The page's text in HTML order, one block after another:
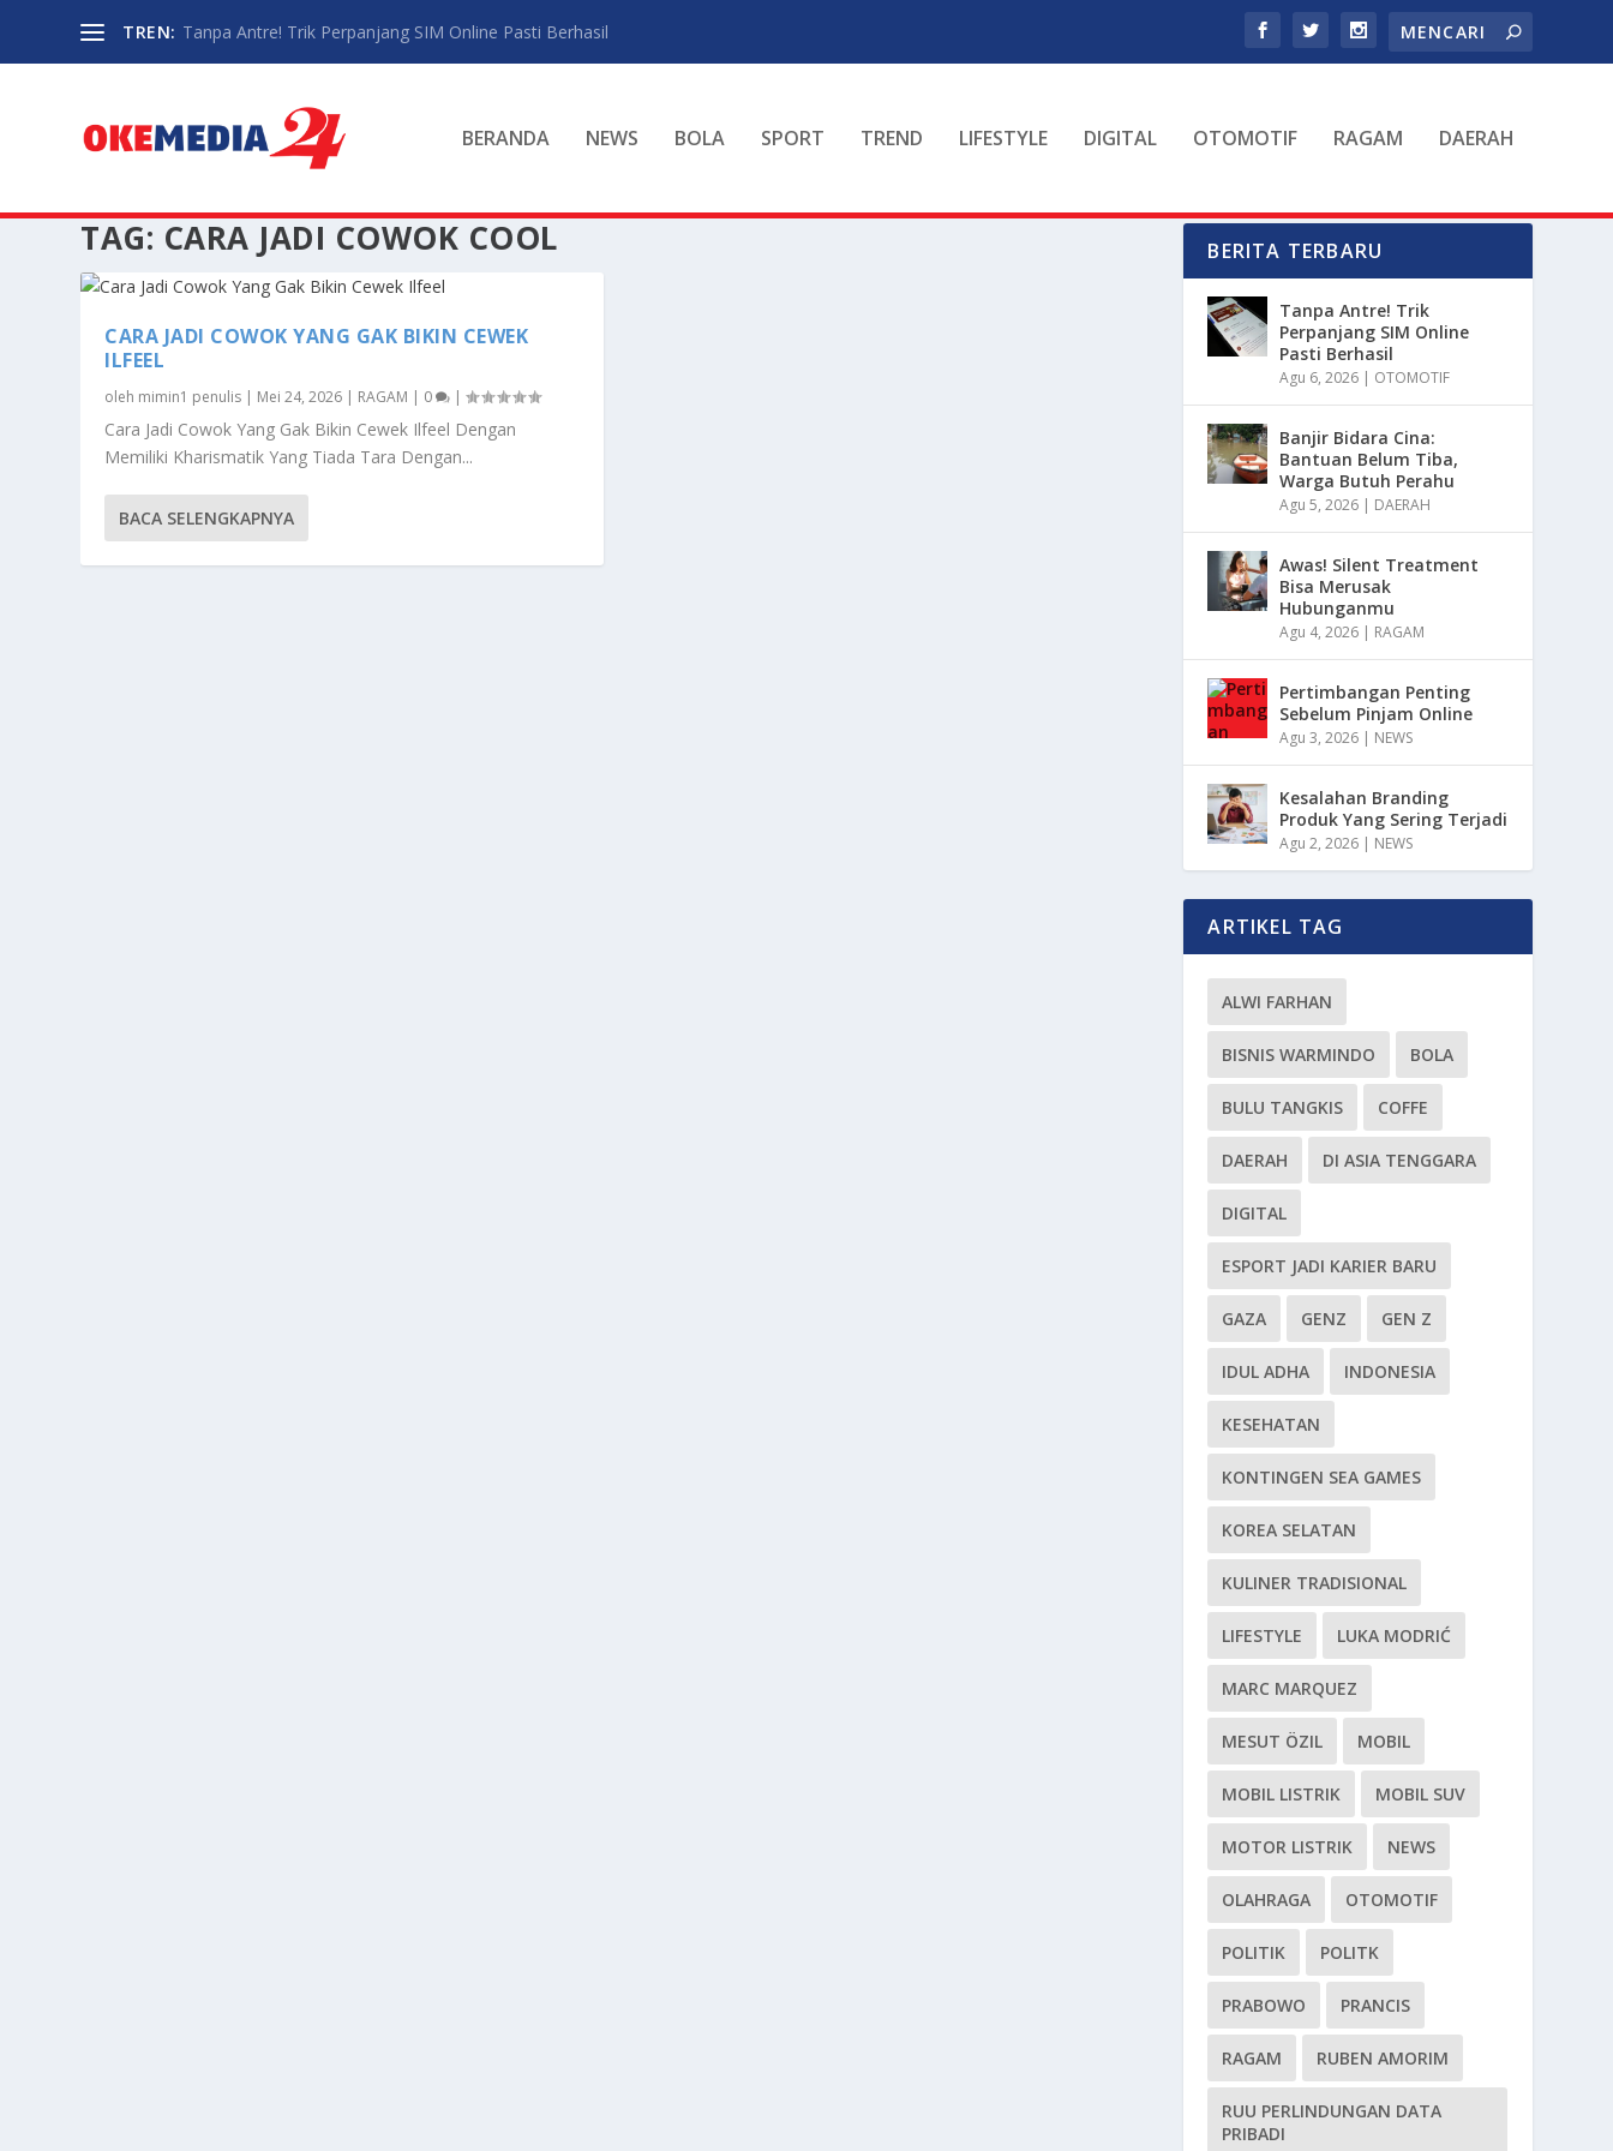
TREN: Tanpa Antre! Trik Perpanjang SIM Online Pasti Berhasil
BERANDA NEWS BOLA SPORT TREND LIFESTYLE DIGITAL OTOMOTIF RAGAM DAERAH
TAG: CARA JADI COWOK COOL
CARA JADI COWOK YANG GAK BIKIN CEWEK
ILFEEL
oleh mimin1 penulis | Mei 24, 2026 | RAGAM | 0 |
Cara Jadi Cowok Yang Gak Bikin Cewek Ilfeel Dengan
Memiliki Kharismatik Yang Tiada Tara Dengan...
BACA SELENGKAPNYA
BERITA TERBARU
Tanpa Antre! Trik
Perpanjang SIM Online
Pasti Berhasil
Agu 6, 2026 | OTOMOTIF
Banjir Bidara Cina:
Bantuan Belum Tiba,
Warga Butuh Perahu
Agu 5, 2026 | DAERAH
Awas! Silent Treatment
Bisa Merusak
Hubunganmu
Agu 4, 2026 | RAGAM
Pertimbangan Penting
Sebelum Pinjam Online
Agu 3, 2026 | NEWS
Kesalahan Branding
Produk Yang Sering Terjadi
Agu 2, 2026 | NEWS
ARTIKEL TAG
ALWI FARHAN
BISNIS WARMINDO BOLA
BULU TANGKIS COFFE
DAERAH DI ASIA TENGGARA
DIGITAL
ESPORT JADI KARIER BARU
GAZA GENZ GEN Z
IDUL ADHA INDONESIA
KESEHATAN
KONTINGEN SEA GAMES
KOREA SELATAN
KULINER TRADISIONAL
LIFESTYLE LUKA MODRIĆ
MARC MARQUEZ
MESUT ÖZIL MOBIL
MOBIL LISTRIK MOBIL SUV
MOTOR LISTRIK NEWS
OLAHRAGA OTOMOTIF
POLITIK POLITK
PRABOWO PRANCIS
RAGAM RUBEN AMORIM
RUU PERLINDUNGAN DATA
PRIBADI